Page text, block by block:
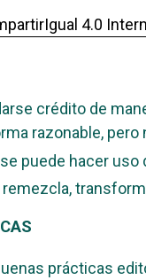
4.0
crédito de
razonable,
puede hacer
remezcla,
prácticas